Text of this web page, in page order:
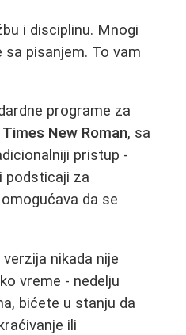
i disciplinu. Mnogi
pisanjem. To vam
programe za
New Roman, sa
pristup -
podsticaji za
da se
nikada nije
vreme - nedelju
bićete u stanju da
ili